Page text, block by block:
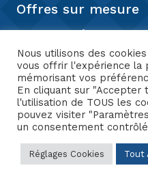
Offres sur mesure
Restauration
Presse
Hippodrome de PAU ❤️ 2026® |
Nous utilisons des
vous offrir l'expérience la
mémorisant vos
En cliquant sur "Accepter
l'utilisation de TOUS les
pouvez visiter
un consentement
Réglages Cookies Tout